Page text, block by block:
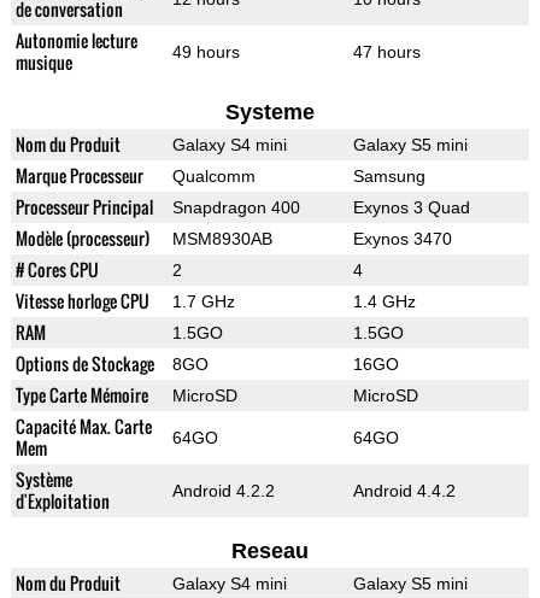
de conversation
Autonomie lecture
musique
49 hours 47 hours
Systeme
Nom du Produit Galaxy S4 mini Galaxy S5 mini
Marque Processeur Qualcomm Samsung
Processeur Principal Snapdragon 400 Exynos 3 Quad
Modèle (processeur) MSM8930AB Exynos 3470
# Cores CPU 2 4
Vitesse horloge CPU 1.7 GHz 1.4 GHz
RAM 1.5GO 1.5GO
Options de Stockage 8GO 16GO
Type Carte Mémoire MicroSD MicroSD
Capacité Max. Carte
Mem
64GO 64GO
Système
d'Exploitation
Android 4.2.2 Android 4.4.2
Reseau
Nom du Produit Galaxy S4 mini Galaxy S5 mini